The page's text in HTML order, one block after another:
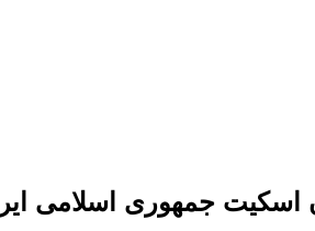
اسکیت جمهوری اسلامی